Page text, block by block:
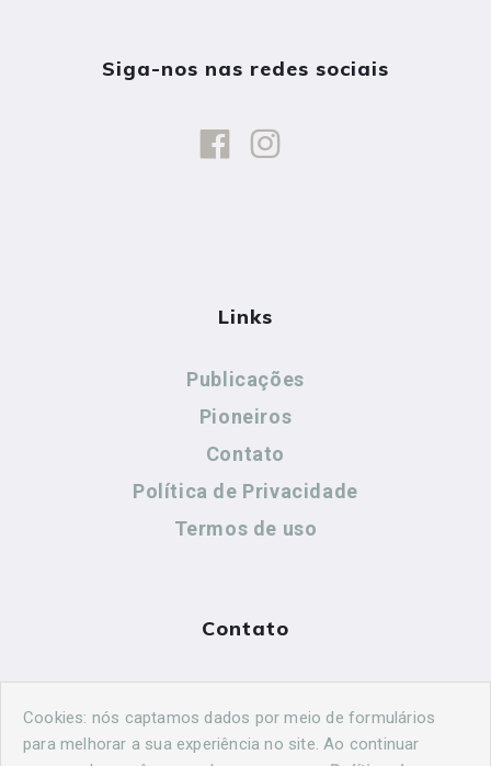
Siga-nos nas redes sociais
Links
Publicações
Pioneiros
Contato
Política de Privacidade
Termos de uso
Contato
cidadeshistoricasoficial@gmail.com
Cookies: nós captamos dados por meio de formulários
para melhorar a sua experiência no site. Ao continuar